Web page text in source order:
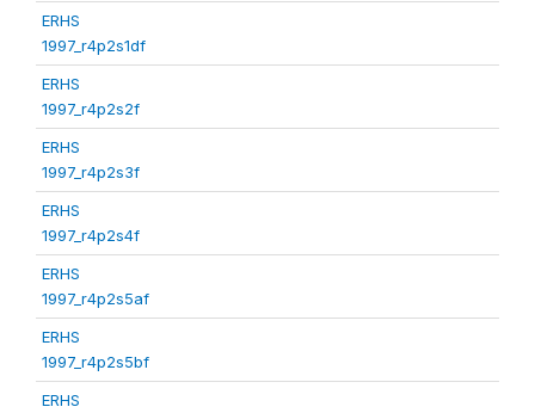
ERHS
1997_r4p2s1df
ERHS
1997_r4p2s2f
ERHS
1997_r4p2s3f
ERHS
1997_r4p2s4f
ERHS
1997_r4p2s5af
ERHS
1997_r4p2s5bf
ERHS